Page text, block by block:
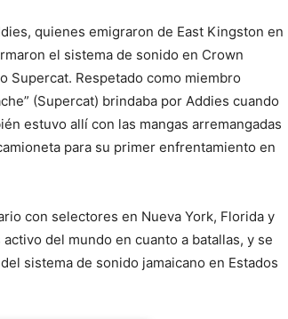
quienes emigraron de East Kingston en
el sistema de sonido en Crown
Supercat. Respetado como miembro
(Supercat) brindaba por Addies cuando
estuvo allí con las mangas arremangadas
para su primer enfrentamiento en
con selectores en Nueva York, Florida y
del mundo en cuanto a batallas, y se
sistema de sonido jamaicano en Estados